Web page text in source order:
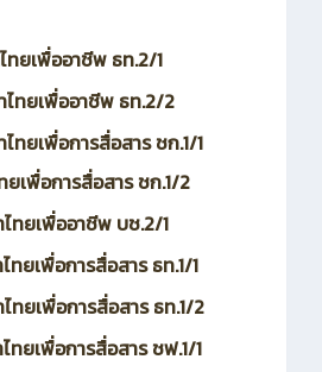
ทยเพื่ออาชีพ ธท.2/1
ไทยเพื่ออาชีพ ธท.2/2
ไทยเพื่อการสื่อสาร ชก.1/1
ยเพื่อการสื่อสาร ชก.1/2
ไทยเพื่ออาชีพ บช.2/1
ทยเพื่อการสื่อสาร ธท.1/1
ทยเพื่อการสื่อสาร ธท.1/2
ทยเพื่อการสื่อสาร ชฟ.1/1